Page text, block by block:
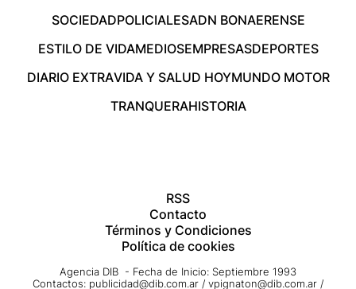
SOCIEDADPOLICIALESADN BONAERENSE
ESTILO DE VIDAMEDIOSEMPRESASDEPORTES
DIARIO EXTRAVIDA Y SALUD HOYMUNDO MOTOR
TRANQUERAHISTORIA
RSS
Contacto
Términos y Condiciones
Política de cookies
Agencia DIB - Fecha de Inicio: Septiembre 1993
Contactos: publicidad@dib.com.ar / vpignaton@dib.com.ar /